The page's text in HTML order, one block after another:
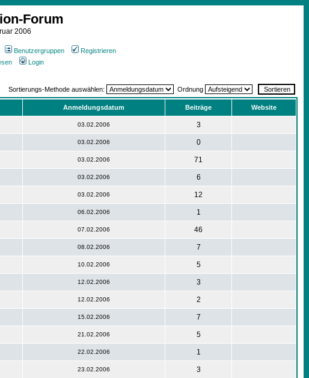
Forum
2006
Benutzergruppen
Registrieren
Login
Sortierungs-Methode auswählen: Ordnung
Anmeldungsdatum Beiträge Website
03.02.2006 3
03.02.2006 0
03.02.2006 71
03.02.2006 6
03.02.2006 12
06.02.2006 1
07.02.2006 46
08.02.2006 7
10.02.2006 5
12.02.2006 3
12.02.2006 2
15.02.2006 7
21.02.2006 5
22.02.2006 1
23.02.2006 3